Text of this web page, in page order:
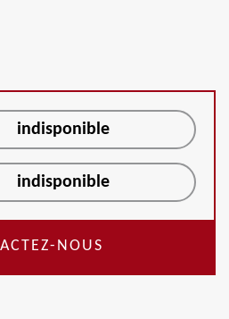
indisponible
indisponible
NOUS